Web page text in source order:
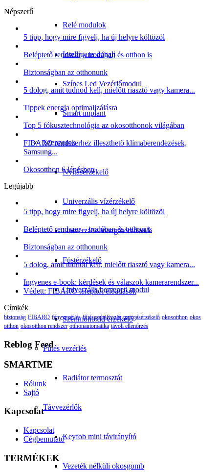
Relé modulok
Intelligens dugalj
Színes Led Vezérlőmodul
Smart implant
Szenzorok
Nyitásérzékelő
Univerzális vízérzékelő
Univerzális Mozgásérzékelő
Füstérzékelő
Univerzális bemeneti modul
Szénmonoxid érzékelő
Fűtés vezérlés
Radiátor termosztát
Távvezérlők
Keyfob mini távirányító
Vezeték nélküli okosgomb
Népszerű
5 tipp, hogy mire figyelj, ha új helyre költözöl
Beléptető rendszer – irodában és otthon is
Biztonságban az otthonunk
5 dolog, amit tudnod kell, mielőtt riasztó vagy kamera...
Tippek energia optimalizálásra
Top 5 fókusztechnológia az okosotthonok világában
FIBARO rendszerhez illeszthető klímaberendezések,
Samsung...
Okosotthon 6 lépésben
Legújabb
5 tipp, hogy mire figyelj, ha új helyre költözöl
Beléptető rendszer – irodában és otthon is
Biztonságban az otthonunk
5 dolog, amit tudnod kell, mielőtt riasztó vagy kamera...
Ingyenes e-book: kérdések és válaszok kamerarendszer...
Védett: FIBARO telepítői előadások
Címkék
biztonság FIBARO fényvezérlés fűtésszabályozás mozgásérzékelő okosotthon okos
otthon okosotthon rendszer otthonautomatika távoli ellenőrzés
Reblog Feed
SMARTME
Rólunk
Sajtó
Kapcsolat
Kapcsolat
Cégbemutató
TERMÉKEK